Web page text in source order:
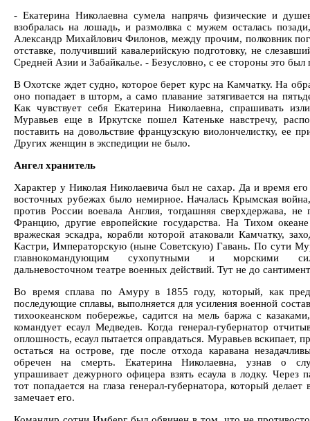
- Екатерина Николаевна сумела напрячь физические и
взобралась на лошадь, и размолвка с мужем осталась
Александр Михайлович Филонов, между прочим, полковник
отставке, получивший кавалерийскую подготовку, не
Средней Азии и Забайкалье. - Безусловно, с ее стороны это
В Охотске ждет судно, которое берет курс на Камчатку. На
оно попадает в шторм, а само плавание затягивается на
Как чувствует себя Екатерина Николаевна, спрашивать
Муравьев еще в Иркутске пошел Катеньке навстречу,
поставить на довольствие французскую виолончелистку, ее
Других женщин в экспедиции не было.
Ангел хранитель
Характер у Николая Николаевича был не сахар. Да и время
восточных рубежах было немирное. Началась Крымская
против России воевала Англия, тогдашняя сверхдержава, не
Францию, другие европейские государства. На Тихом океане
вражеская эскадра, корабли которой атаковали Камчатку,
Кастри, Императорскую (ныне Советскую) Гавань. По сути
главнокомандующим сухопутными и морскими
дальневосточном театре военных действий. Тут не до
Во время сплава по Амуру в 1855 году, который, как
последующие сплавы, выполняется для усиления военной
тихоокеанском побережье, садится на мель баржа с
командует есаул Медведев. Когда генерал-губернатор
оплошность, есаул пытается оправдаться. Муравьев вскипает,
остаться на острове, где после отхода каравана
обречен на смерть. Екатерина Николаевна, узнав о
упрашивает дежурного офицера взять есаула в лодку. Через
тот попадается на глаза генерал-губернатора, который делает
замечает его.